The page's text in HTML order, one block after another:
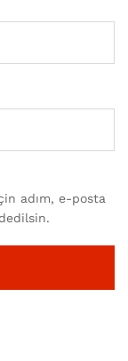
adım, e-posta